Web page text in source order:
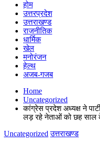
होम
उत्तरप्रदेश
उत्तराखण्ड
राजनीतिक
धार्मिक
खेल
मनोरंजन
हेल्थ
अजब-गजब
Home
Uncategorized
कांग्रेस प्रदेश अध्यक्ष ने
लड़ रहे नेताओं को छह साल
Uncategorized उत्तराखण्ड